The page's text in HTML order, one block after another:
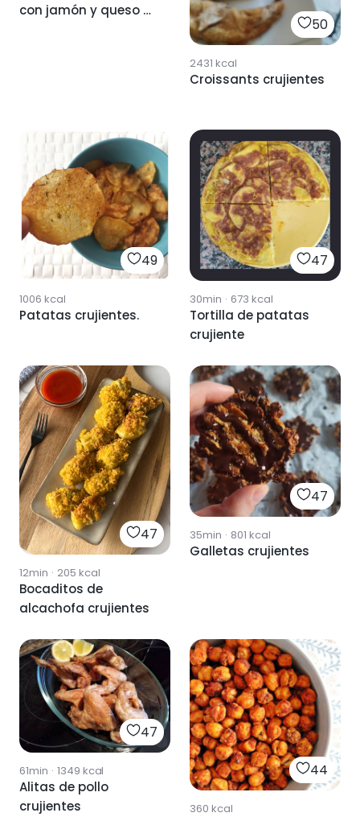
con jamón y queso 🥒
50
2431 kcal
Croissants crujientes
49
1006 kcal
Patatas crujientes.
47
30min · 673 kcal
Tortilla de patatas
crujiente
47
12min · 205 kcal
Bocaditos de
alcachofa crujientes
47
35min · 801 kcal
Galletas crujientes
47
61min · 1349 kcal
Alitas de pollo
crujientes
44
360 kcal